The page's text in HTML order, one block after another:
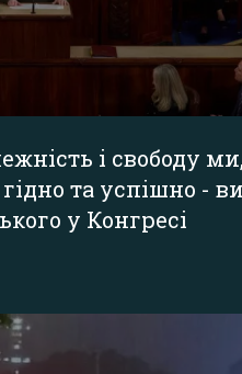
і свободу
та успішно -
у Конгресі